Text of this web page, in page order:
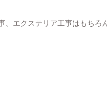
、エクステリア工事はもちろ